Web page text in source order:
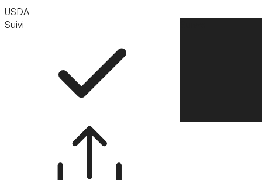
USDA
Suivi